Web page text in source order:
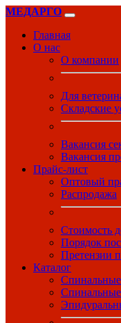
МЕДАРГО
Главная
О нас
О компании
Для
Складские
Вакансия
Вакансия
Прайс-лист
Оптовый
Распродажа
Стоимость
Порядок
Претензии
Каталог